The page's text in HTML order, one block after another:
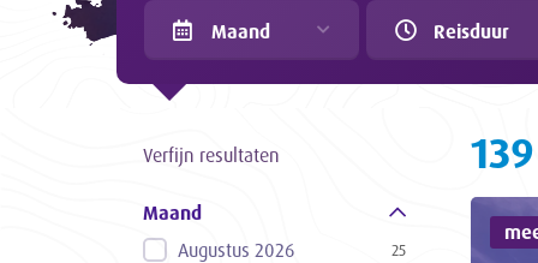
Maand Reisduur
Verfijn resultaten
Maand
Augustus 2026
25
139